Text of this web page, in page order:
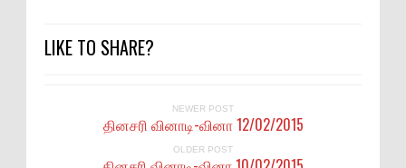
LIKE TO SHARE?
NEWER POST
தினசரி வினாடி-வினா 12/02/2015
OLDER POST